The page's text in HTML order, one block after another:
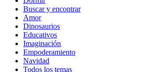
Buscar y encontrar
Amor
Dinosaurios
Educativos
Imaginación
Empoderamiento
Navidad
Todos los temas